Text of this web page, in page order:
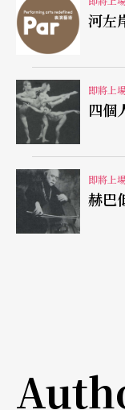
河左
即將上
四個
即將上
赫巴